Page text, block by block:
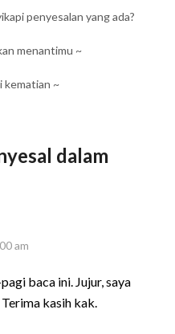
penyesalan yang ada?
menantimu ~
kematian ~
dalam
am
baca ini. Jujur, saya
kasih kak.